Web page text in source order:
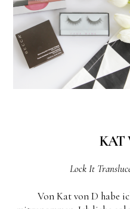
KAT
Lock It
Von Kat von D habe